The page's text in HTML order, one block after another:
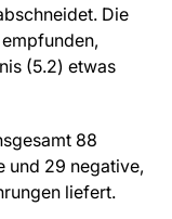
Die
(5.2) etwas
88
und 29 negative,
liefert.